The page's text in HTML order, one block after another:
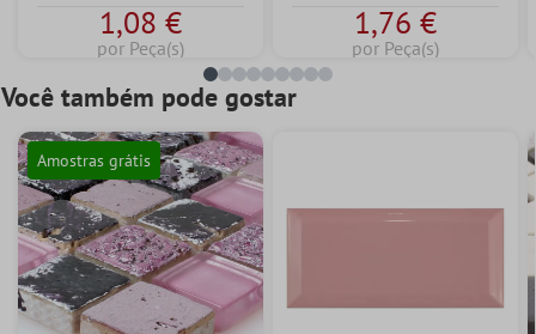
1,08 €
por Peça(s)
1,76 €
por Peça(s)
Você também pode gostar
Amostras grátis